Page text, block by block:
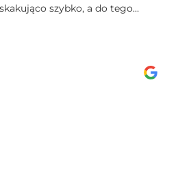
szybko, a do tego